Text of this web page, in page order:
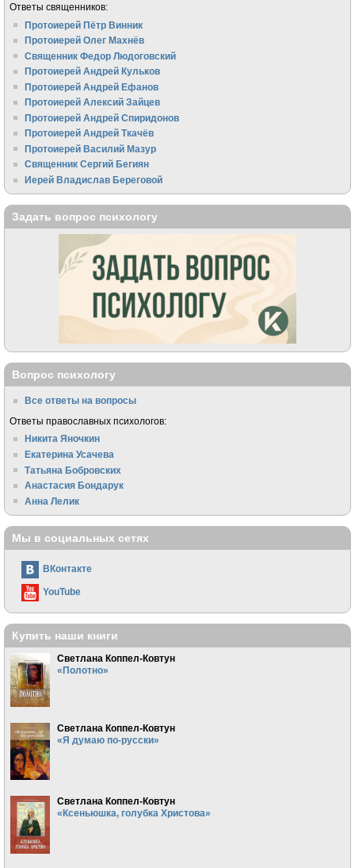
Ответы священников:
Протоиерей Пётр Винник
Протоиерей Олег Махнёв
Священник Федор Людоговский
Протоиерей Андрей Кульков
Протоиерей Андрей Ефанов
Протоиерей Алексий Зайцев
Протоиерей Андрей Спиридонов
Протоиерей Андрей Ткачёв
Протоиерей Василий Мазур
Священник Сергий Бегиян
Иерей Владислав Береговой
Задать вопрос психологу
Вопрос психологу
Все ответы на вопросы
Ответы православных психологов:
Никита Яночкин
Екатерина Усачева
Татьяна Бобровских
Анастасия Бондарук
Анна Лелик
Мы в социальных сетях
ВКонтакте
YouTube
Купить наши книги
Светлана Коппел-Ковтун
«Полотно»
Светлана Коппел-Ковтун
«Я думаю по-русски»
Светлана Коппел-Ковтун
«Ксеньюшка, голубка Христова»